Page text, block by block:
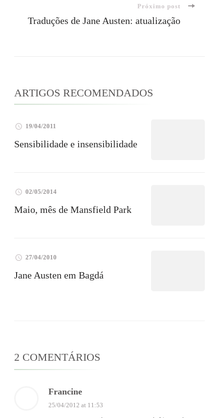
post
Próximo post
Traduções de Jane Austen: atualização
ARTIGOS RECOMENDADOS
19/04/2011
Sensibilidade e insensibilidade
02/05/2014
Maio, mês de Mansfield Park
27/04/2010
Jane Austen em Bagdá
2 COMENTÁRIOS
Francine
25/04/2012 at 11:53